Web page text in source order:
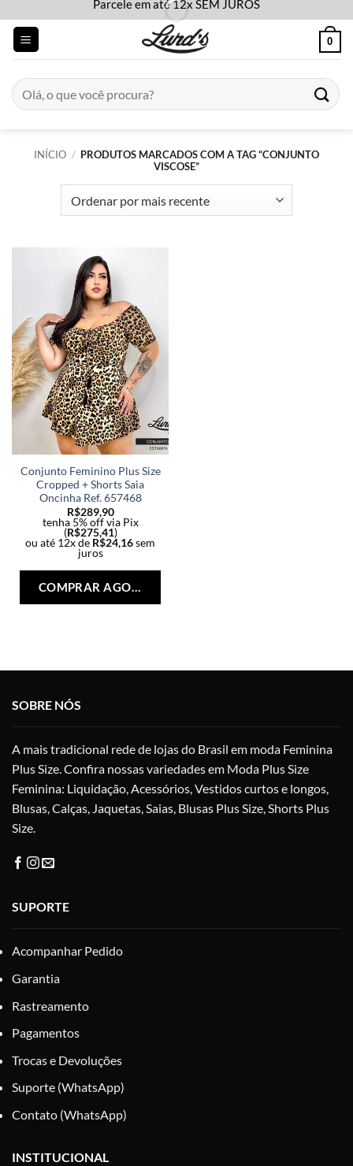
content
Parcele em até 12x SEM JUROS
0
Pesquisar
por:
INÍCIO / PRODUTOS MARCADOS COM A TAG “CONJUNTO
VISCOSE”
Conjunto Feminino Plus Size
Cropped + Shorts Saia
Oncinha Ref. 657468
R$289,90
tenha 5% off via Pix
(R$275,41)
ou até 12x de R$24,16sem
juros
COMPRAR AGORA
página
do
SOBRE NÓS
A mais tradicional rede de lojas do Brasil em moda Feminina
Plus Size. Confira nossas variedades em Moda Plus Size
Feminina: Liquidação, Acessórios, Vestidos curtos e longos,
Blusas, Calças, Jaquetas, Saias, Blusas Plus Size, Shorts Plus
Size.
SUPORTE
Acompanhar Pedido
Garantia
Rastreamento
Pagamentos
Trocas e Devoluções
Suporte (WhatsApp)
Contato (WhatsApp)
INSTITUCIONAL